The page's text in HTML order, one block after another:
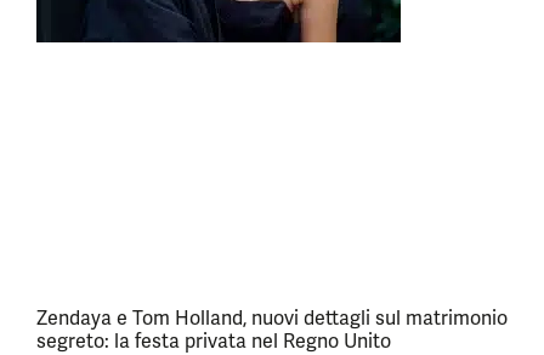
Zendaya e Tom Holland, nuovi dettagli sul matrimonio
segreto: la festa privata nel Regno Unito